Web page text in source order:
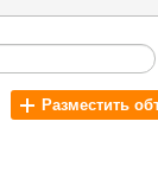
Разместить